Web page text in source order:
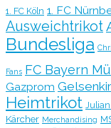
1. FC Köln 1. FC
Ausweichtrikot
Bundesliga
Fans FC Bayern
Gazprom
Heimtrikot Julian
Kärcher Merchandising